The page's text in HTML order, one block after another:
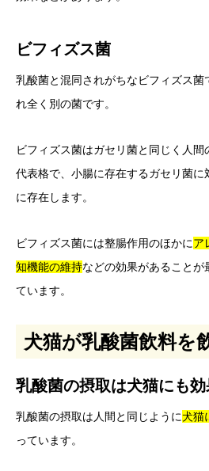
ビフィズス菌
乳酸菌と混同されがちなビフィズス
れ全く別の菌です。
ビフィズス菌はガセリ菌と同じく人
代表格で、小腸に存在するガセリ菌
に存在します。
ビフィズス菌には整腸作用のほかにア
知機能の維持などの効果があることが
ています。
犬猫が乳酸菌飲料を
乳酸菌の摂取は犬猫にも効
乳酸菌の摂取は人間と同じように犬猫
っています。